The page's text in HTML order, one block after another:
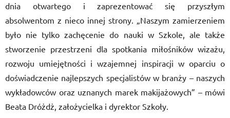
dnia otwartego i zaprezentować się przyszłym
absolwentom z nieco innej strony. „Naszym zamierzeniem
było nie tylko zachęcenie do nauki w Szkole, ale także
stworzenie przestrzeni dla spotkania miłośników wizażu,
rozwoju umiejętności i wzajemnej inspiracji w oparciu o
doświadczenie najlepszych specjalistów w branży – naszych
wykładowców oraz uznanych marek makijażowych” – mówi
Beata Dróżdż, założycielka i dyrektor Szkoły.